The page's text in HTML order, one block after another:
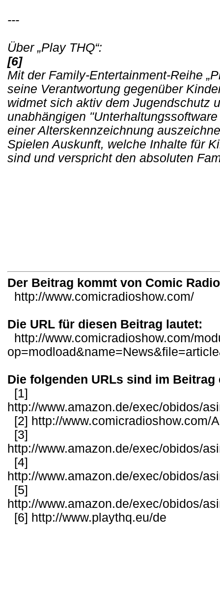
---
Über „Play THQ“:
[6]
Mit der Family-Entertainment-Reihe
seine Verantwortung gegenüber
widmet sich aktiv dem Jugendschutz
unabhängigen
einer Alterskennzeichnung
Spielen Auskunft, welche Inhalte für
sind und verspricht den absoluten
Der Beitrag kommt von Comic
http://www.comicradioshow.com/
Die URL für diesen Beitrag lautet:
http://www.comicradioshow.com/
Die folgenden URLs sind im Beitrag
[1]
http://www.amazon.de/exec/obidos/
[2] http://www.comicradioshow.com/
[3]
http://www.amazon.de/exec/obidos/
[4]
http://www.amazon.de/exec/obidos/
[5]
http://www.amazon.de/exec/obidos/
[6] http://www.playthq.eu/de